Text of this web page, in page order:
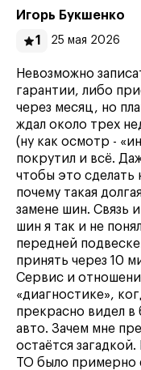
Игорь Букшенко
1
25 мая 2026
Невозможно
гарантии, либо
через месяц, но
ждал около трех
(ну как осмотр -
покрутил и всё.
чтобы это сделать
почему такая
замене шин. Связь
шин я так и не
передней
принять через 10
Сервис и
«диагностике»,
прекрасно видел
авто. Зачем мне
остаётся
ТО было примерно